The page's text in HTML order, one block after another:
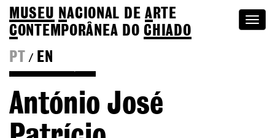
MUSEU NACIONAL DEA RTE
CONTEMPORÂNEA DOCHIADO
PT
/ EN
António José